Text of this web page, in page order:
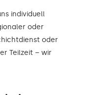
individuell
oder
oder
Teilzeit – wir